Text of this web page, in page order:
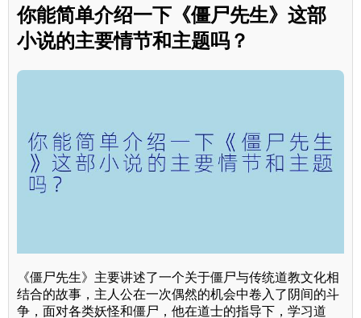
你能简单介绍一下《僵尸先生》这部
小说的主要情节和主题吗？
《僵尸先生》主要讲述了一个关于僵尸与传统道教文化相
结合的故事，主人公在一次偶然的机会中卷入了阴间的斗
争，面对各类妖怪和僵尸，他在道士的指导下，学习道